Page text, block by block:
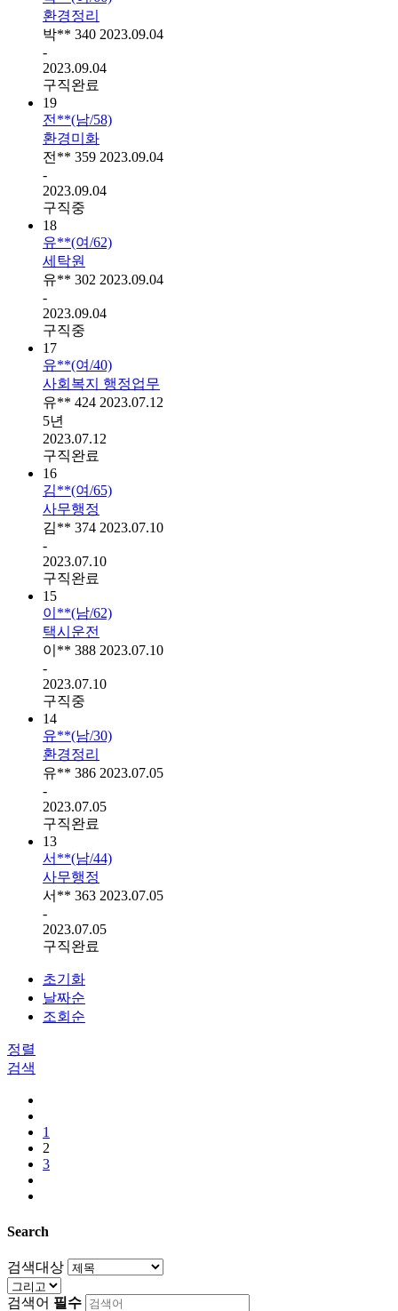
환경정리
박** 340 2023.09.04
-
2023.09.04
구직완료
19
전**(남/58)
환경미화
전** 359 2023.09.04
-
2023.09.04
구직중
18
유**(여/62)
세탁원
유** 302 2023.09.04
-
2023.09.04
구직중
17
유**(여/40)
사회복지 행정업무
유** 424 2023.07.12
5년
2023.07.12
구직완료
16
김**(여/65)
사무행정
김** 374 2023.07.10
-
2023.07.10
구직완료
15
이**(남/62)
택시운전
이** 388 2023.07.10
-
2023.07.10
구직중
14
유**(남/30)
환경정리
유** 386 2023.07.05
-
2023.07.05
구직완료
13
서**(남/44)
사무행정
서** 363 2023.07.05
-
2023.07.05
구직완료
초기화
날짜순
조회순
정렬
검색
1
2
3
Search
검색대상
검색어 필수